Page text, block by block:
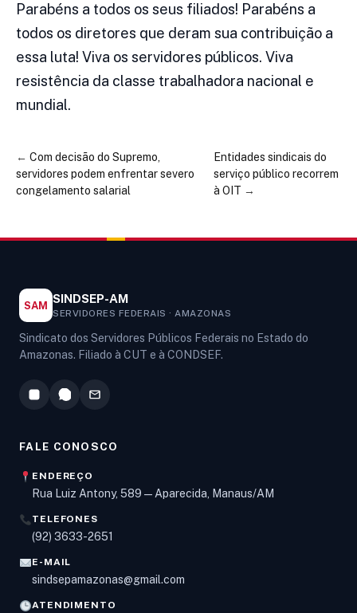
Parabéns a todos os seus filiados! Parabéns a
todos os diretores que deram sua contribuição a
essa luta! Viva os servidores públicos. Viva
resistência da classe trabalhadora nacional e
mundial.
← Com decisão do Supremo,
servidores podem enfrentar severo
congelamento salarial
Entidades sindicais do
serviço público recorrem
à OIT →
SAM SINDSEP-AM
SERVIDORES FEDERAIS · AMAZONAS
Sindicato dos Servidores Públicos Federais no Estado do
Amazonas. Filiado à CUT e à CONDSEF.
FALE CONOSCO
ENDEREÇO
Rua Luiz Antony, 589 — Aparecida, Manaus/AM
TELEFONES
(92) 3633-2651
E-MAIL
sindsepamazonas@gmail.com
ATENDIMENTO
Olá! Digite um assunto e vou buscar em nossas